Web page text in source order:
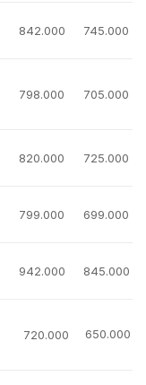
842.000 745.000
798.000 705.000
820.000 725.000
799.000 699.000
942.000 845.000
720.000 650.000